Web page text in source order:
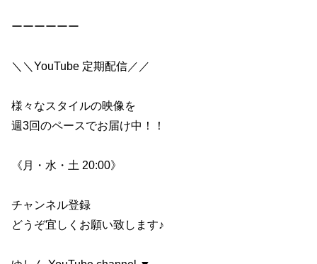
ーーーーーー
＼＼YouTube 定期配信／／
様々なスタイルの映像を
週3回のペースでお届け中！！
《月・水・土 20:00》
チャンネル登録
どうぞ宜しくお願い致します♪